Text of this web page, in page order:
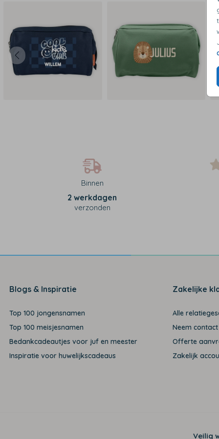
Binnen
2 werkdagen
verzonden
Blogs & Inspiratie
Top 100 jongensnamen
Top 100 meisjesnamen
Bedankcadeautjes voor juf en meester
Inspiratie voor huwelijkscadeaus
Zakelijke
Alle
Neem
Offerte
Zakelijk
Veilig